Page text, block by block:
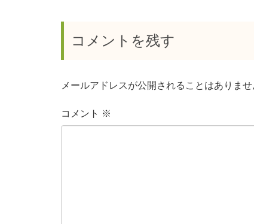
コメントを残す
メールアドレスが公開されることはありませ
コメント ※